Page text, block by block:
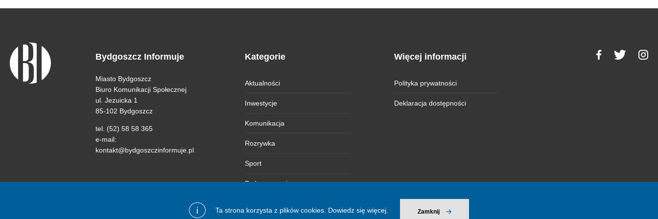
i Ta strona korzysta z plików cookies. Dowiedz się więcej. Zamknij
Bydgoszcz Informuje
Miasto Bydgoszcz
Biuro Komunikacji Społecznej
ul. Jezuicka 1
85-102 Bydgoszcz
tel. (52) 58 58 365
e-mail:
kontakt@bydgoszczinformuje.pl
Kategorie
Aktualności
Inwestycje
Komunikacja
Rozrywka
Sport
Bydgoszczanie
Więcej informacji
Polityka prywatności
Deklaracja dostępności